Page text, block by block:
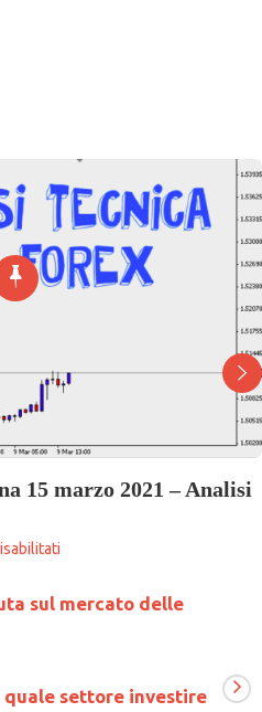
15 marzo 2021 – Analisi
Trading
2021
–
sul mercato delle
quale settore investire